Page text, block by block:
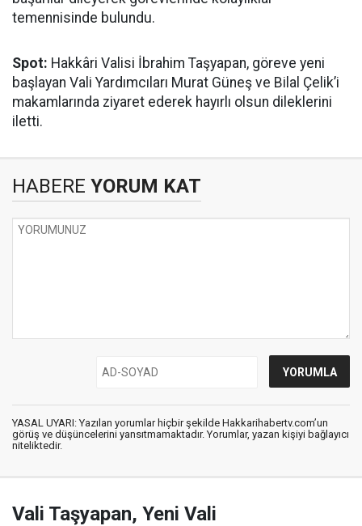
temennisinde bulundu.
Spot: Hakkâri Valisi İbrahim Taşyapan, göreve yeni
başlayan Vali Yardımcıları Murat Güneş ve Bilal Çelik’i
makamlarında ziyaret ederek hayırlı olsun dileklerini
iletti.
HABERE YORUM KAT
YASAL UYARI: Yazılan yorumlar hiçbir şekilde Hakkarihabertv.com’un
görüş ve düşüncelerini yansıtmamaktadır. Yorumlar, yazan kişiyi bağlayıcı
niteliktedir.
Vali Taşyapan, Yeni Vali